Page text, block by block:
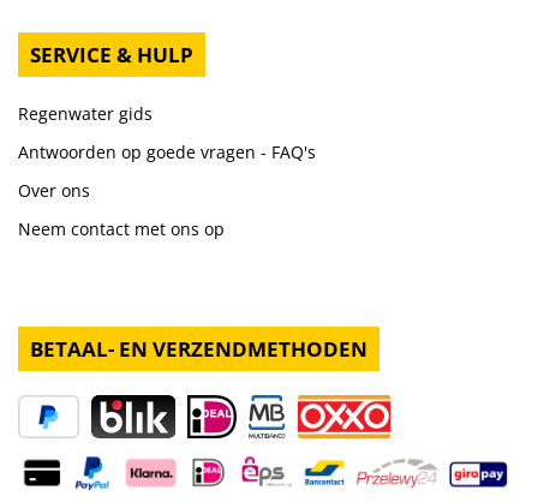
SERVICE & HULP
Regenwater gids
Antwoorden op goede vragen - FAQ's
Over ons
Neem contact met ons op
BETAAL- EN VERZENDMETHODEN